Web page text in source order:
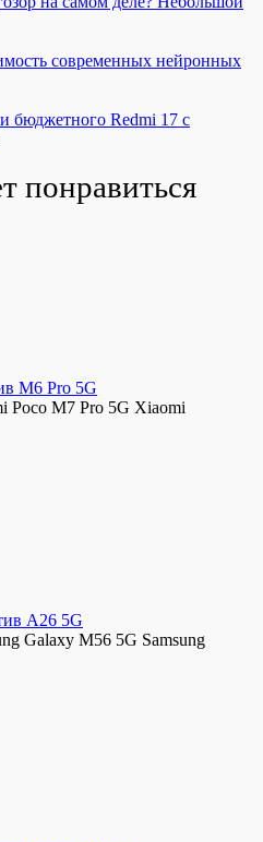
современных нейронных
бюджетного Redmi 17 с
понравиться
M6 Pro 5G
Poco M7 Pro 5G Xiaomi
A26 5G
Galaxy M56 5G Samsung